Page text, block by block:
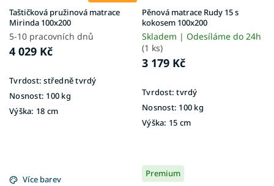
Taštičková pružinová matrace
Mirinda 100x200
5-10 pracovních dnů
4 029 Kč
Tvrdost: středně tvrdý
Nosnost: 100 kg
Výška: 18 cm
Pěnová matrace Rudy 15 s
kokosem 100x200
Skladem | Odesíláme do 24h
(1 ks)
3 179 Kč
Tvrdost: tvrdý
Nosnost: 100 kg
Výška: 15 cm
Více barev
Premium